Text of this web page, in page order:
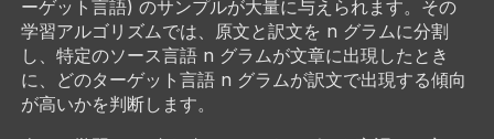
ーゲット言語) のサンプルが大量に与えられます。その
学習アルゴリズムでは、原文と訳文を n グラムに分割
し、特定のソース言語 n グラムが文章に出現したとき
に、どのターゲット言語 n グラムが訳文で出現する傾向
が高いかを判断します。